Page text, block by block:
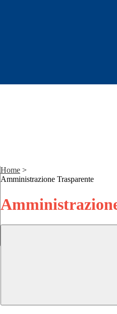
Home >
Amministrazione Trasparente